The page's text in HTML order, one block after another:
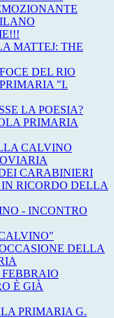
MATTEJ: THE
DEL RIO
"I.
LA POESIA?
PRIMARIA
CALVINO
CARABINIERI
RICORDO DELLA
- INCONTRO
DELLA
È GIÀ
PRIMARIA G.